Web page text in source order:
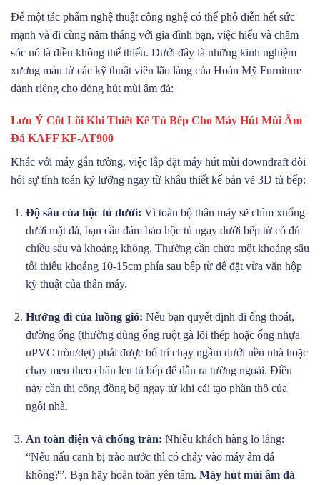
Để một tác phẩm nghệ thuật công nghệ có thể phô diễn hết sức
mạnh và đi cùng năm tháng với gia đình bạn, việc hiểu và chăm
sóc nó là điều không thể thiếu. Dưới đây là những kinh nghiệm
xương máu từ các kỹ thuật viên lão làng của Hoàn Mỹ Furniture
dành riêng cho dòng hút mùi âm đá:
Lưu Ý Cốt Lõi Khi Thiết Kế Tủ Bếp Cho Máy Hút Mùi Âm
Đá KAFF KF-AT900
Khác với máy gắn tường, việc lắp đặt máy hút mùi downdraft đòi
hỏi sự tính toán kỹ lưỡng ngay từ khâu thiết kế bản vẽ 3D tủ bếp:
Độ sâu của hộc tủ dưới: Vì toàn bộ thân máy sẽ chìm xuống
dưới mặt đá, bạn cần đảm bảo hộc tủ ngay dưới bếp từ có đủ
chiều sâu và khoảng không. Thường cần chừa một khoảng sâu
tối thiểu khoảng 10-15cm phía sau bếp từ để đặt vừa vặn hộp
kỹ thuật của thân máy.
Hướng đi của luồng gió: Nếu bạn quyết định đi ống thoát,
đường ống (thường dùng ống ruột gà lõi thép hoặc ống nhựa
uPVC tròn/dẹt) phải được bố trí chạy ngầm dưới nền nhà hoặc
chạy men theo chân len tủ bếp để dẫn ra tường ngoài. Điều
này cần thi công đồng bộ ngay từ khi cải tạo phần thô của
ngôi nhà.
An toàn điện và chống tràn: Nhiều khách hàng lo lắng:
“Nếu nấu canh bị trào nước thì có chảy vào máy âm đá
không?”. Bạn hãy hoàn toàn yên tâm. Máy hút mùi âm đá